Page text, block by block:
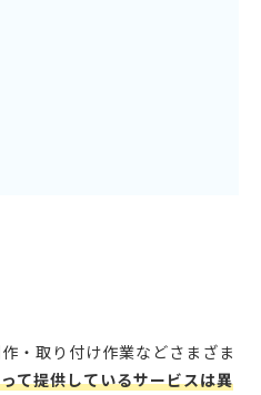
・取り付け作業などさまざま
て提供しているサービスは異